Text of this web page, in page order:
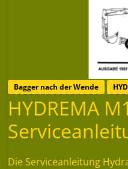
Bagger nach der Wende
HYDREMA
Die Serviceanleitung